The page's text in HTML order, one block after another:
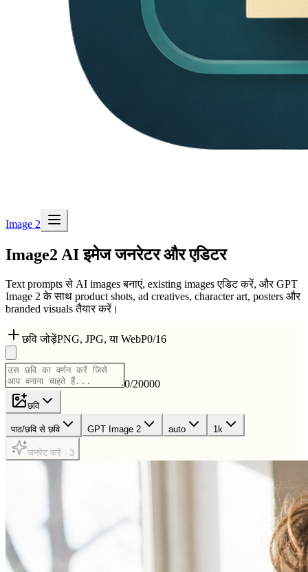
Image 2
Image2 AI इमेज जनरेटर और एडिटर
Text prompts से AI images बनाएं, existing images एडिट करें, और GPT
Image 2 के साथ product shots, ad creatives, character art, posters और
branded visuals तैयार करें।
छवि जोड़ेंPNG, JPG, या WebP0/16
0/20000
छवि
पाठ/छवि से छवि GPT Image 2 auto 1k
जनरेट करें · 3